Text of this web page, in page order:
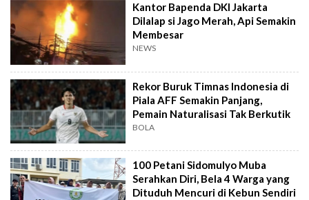
Kantor Bapenda DKI Jakarta
Dilalap si Jago Merah, Api Semakin
Membesar
NEWS
Rekor Buruk Timnas Indonesia di
Piala AFF Semakin Panjang,
Pemain Naturalisasi Tak Berkutik
BOLA
100 Petani Sidomulyo Muba
Serahkan Diri, Bela 4 Warga yang
Dituduh Mencuri di Kebun Sendiri